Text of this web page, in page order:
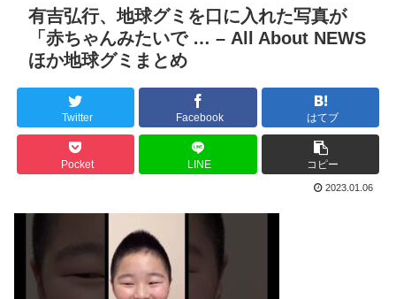
有吉弘行、地球グミを口に入れた写真が
「赤ちゃんみたいで … – All About NEWS
ほか地球グミまとめ
Twitter Facebook はてブ
Pocket LINE コピー
2023.01.06